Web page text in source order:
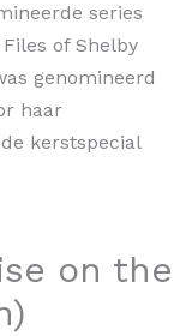
series
of Shelby
genomineerd
haar
kerstspecial
on the